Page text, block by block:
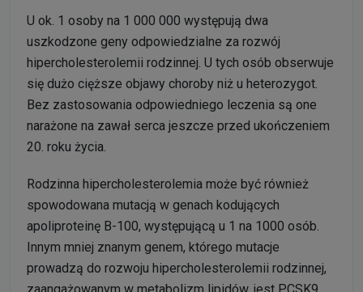
U ok. 1 osoby na 1 000 000 występują dwa
uszkodzone geny odpowiedzialne za rozwój
hipercholesterolemii rodzinnej. U tych osób obserwuje
się dużo cięższe objawy choroby niż u heterozygot.
Bez zastosowania odpowiedniego leczenia są one
narażone na zawał serca jeszcze przed ukończeniem
20. roku życia.
Rodzinna hipercholesterolemia może być również
spowodowana mutacją w genach kodujących
apoliproteinę B-100, występującą u 1 na 1000 osób.
Innym mniej znanym genem, którego mutacje
prowadzą do rozwoju hipercholesterolemii rodzinnej,